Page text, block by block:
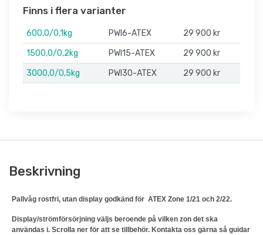
Finns i flera varianter
600,0/0,1kg PWI6-ATEX
29 900 kr
1500,0/0,2kg
PWI15-ATEX
29 900 kr
3000,0/0,5kg
PWI30-ATEX 29 900 kr
Beskrivning
Pallvåg rostfri, utan display godkänd för ATEX Zone 1/21 och 2/22.
Display/strömförsörjning väljs beroende på vilken zon det ska
användas i. Scrolla ner för att se tillbehör. Kontakta oss gärna så guidar